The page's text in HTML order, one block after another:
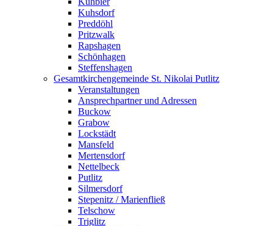
Kuhsdorf
Preddöhl
Pritzwalk
Rapshagen
Schönhagen
Steffenshagen
Gesamtkirchengemeinde St. Nikolai Putlitz
Veranstaltungen
Ansprechpartner und Adressen
Buckow
Grabow
Lockstädt
Mansfeld
Mertensdorf
Nettelbeck
Putlitz
Silmersdorf
Stepenitz / Marienfließ
Telschow
Triglitz